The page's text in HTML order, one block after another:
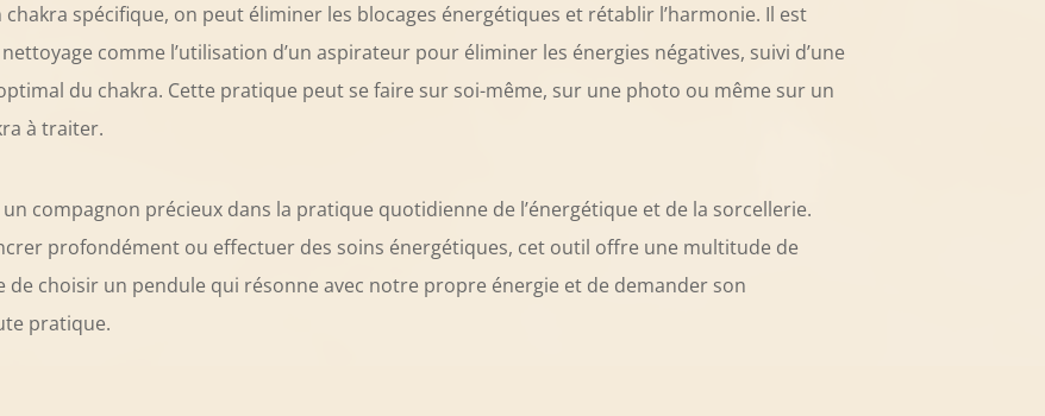
spécifique, on peut éliminer les blocages énergétiques et rétablir l’harmonie. Il est
comme l’utilisation d’un aspirateur pour éliminer les énergies négatives, suivi d’une
du chakra. Cette pratique peut se faire sur soi-même, sur une photo ou même sur un
à traiter.
compagnon précieux dans la pratique quotidienne de l’énergétique et de la sorcellerie.
profondément ou effectuer des soins énergétiques, cet outil offre une multitude de
de choisir un pendule qui résonne avec notre propre énergie et de demander son
pratique.